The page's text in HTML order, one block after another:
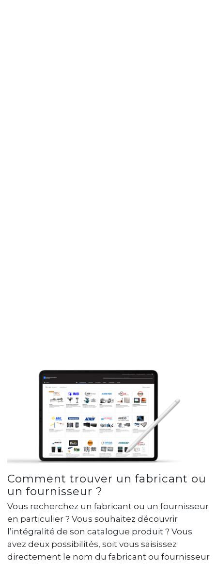
Comment trouver un fabricant ou
un fournisseur ?
Vous recherchez un fabricant ou un fournisseur
en particulier ? Vous souhaitez découvrir
l’intégralité de son catalogue produit ? Vous
avez deux possibilités, soit vous saisissez
directement le nom du fabricant ou fournisseur